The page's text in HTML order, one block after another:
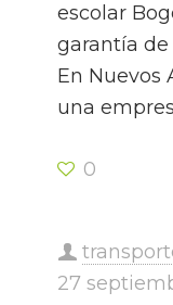
escolar
garantía de
En Nuevos
una
0
27